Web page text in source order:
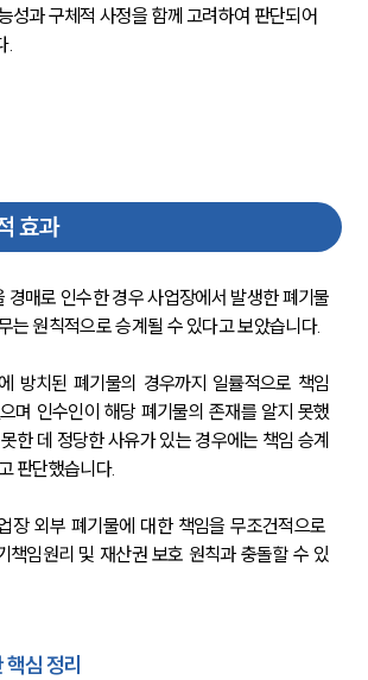
성과 구체적 사정을 함께 고려하여 판단되어
.
효과
경매로 인수한 경우 사업장에서 발생한 폐기물
는 원칙적으로 승계될 수 있다고 보았습니다.
방치된 폐기물의 경우까지 일률적으로 책임
며 인수인이 해당 폐기물의 존재를 알지 못했
한 데 정당한 사유가 있는 경우에는 책임 승계
판단했습니다.
장 외부 폐기물에 대한 책임을 무조건적으로
책임원리 및 재산권 보호 원칙과 충돌할 수 있
심 정리